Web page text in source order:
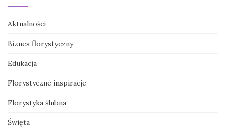
Aktualności
Biznes florystyczny
Edukacja
Florystyczne inspiracje
Florystyka ślubna
Święta